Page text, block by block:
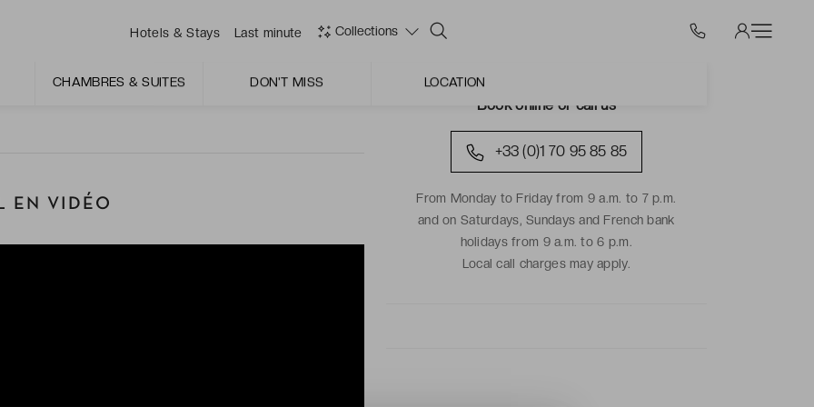
Hotels & Stays Last minute Collections
CHAMBRES & SUITES DON'T MISS LOCATION
EN VIDÉO
Book online or call us
+33 (0)1 70 95 85 85
From Monday to Friday from 9 a.m. to 7 p.m.
and on Saturdays, Sundays and French bank
holidays from 9 a.m. to 6 p.m.
Local call charges may apply.